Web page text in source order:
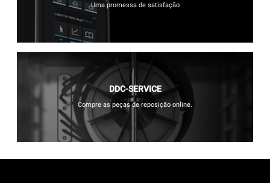
Uma promessa de satisfação
DDC-SERVICE
Compre as peças de reposição online.